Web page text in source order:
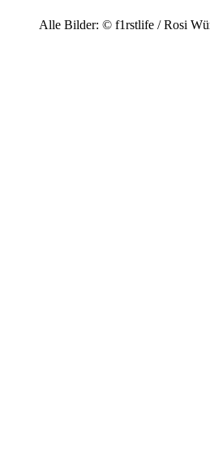
Alle Bilder: © f1rstlife / Rosi